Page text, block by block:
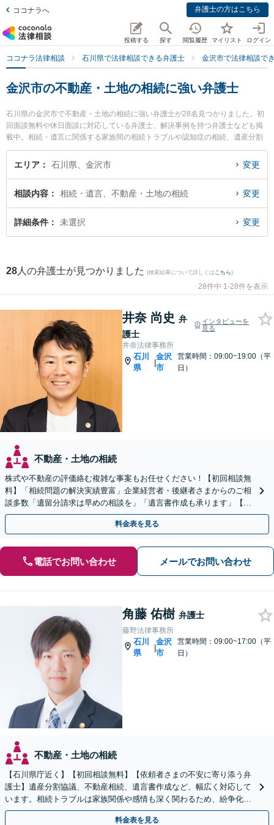
ココナラへ 弁護士の方はこちら
投稿する 探す 閲覧履歴 マイリスト ログイン
ココナラ法律相談 石川県で法律相談できる弁護士 金沢市で法律相談で
金沢市の不動産・土地の相続に強い弁護士
石川県の金沢市で不動産・土地の相続に強い弁護士が28名見つかりました。初
回面談無料や休日面談に対応している弁護士、解決事例を持つ弁護士なども掲
載中。相続・遺言に関係する家族間の相続トラブルや認知症の相続、遺産分割
等の細かな分野での絞り込み検索もでき便利です。特に井奈法律事務所の井奈
尚史弁護士や藤野法律事務所の角藤 佑樹弁護士、しばた未来法律事務所の柴田
護士に相談したい』『不動産・土地の相続のトラブル解決の実績豊富な近くの
弁護士を検索したい』『初回相談無料で不動産・土地の相続を法律相談できる
金沢市内の弁護士に相談予約したい』などでお困りの相談者さんにおすすめで
エリア 石川県、金沢市 変更
相談内容 相続・遺言、不動産・土地の相続 変更
詳細条件 未選択 変更
28 人の弁護士が見つかりました (検索結果について詳しくは こちら)
28件中 1-28件を表示
井奈 尚史 弁
護士
インタビューを
見る
井奈法律事務所
石川
県
|
金沢
市
営業時間：09:00~19:00（平
日）
不動産・土地の相続
株式や不動産の評価絡む複雑な事案もお任せください！【初回相談無
料】「相続問題の解決実績豊富」企業経営者・後継者さまからのご相
談多数「遺留分請求は早めの相談を」「遺言書作成も承ります」【電
話・メール相談対応】【完全個室制】
料金表を見る
電話でお問い合わせ メールでお問い合わせ
角藤 佑樹 弁護士
藤野法律事務所
石川
県
|
金沢
市
営業時間：09:00~17:00（平
日）
不動産・土地の相続
【石川県庁近く】【初回相談無料】【依頼者さまの不安に寄り添う弁
護士】遺産分割協議、不動産相続、遺言書作成など、幅広く対応して
います。相続トラブルは家族関係や感情も深く関わるため、紛争化し
やすい傾向にあります。お早めにご相談ください。
料金表を見る